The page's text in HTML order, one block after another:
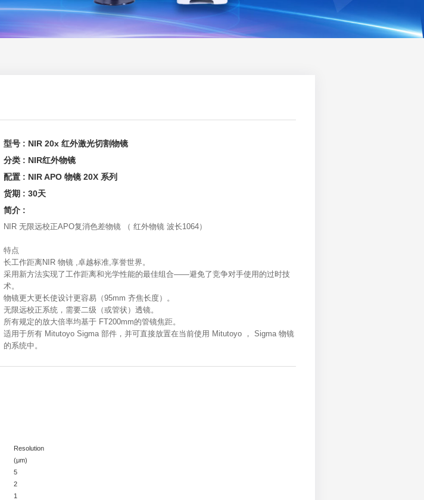
型号 : NIR 20x 红外激光切割物镜
分类 : NIR红外物镜
配置 : NIR APO 物镜 20X 系列
货期 : 30天
简介 :
NIR 无限远校正APO复消色差物镜 （ 红外物镜 波长1064）
特点
长工作距离NIR 物镜 ,卓越标准,享誉世界。
采用新方法实现了工作距离和光学性能的最佳组合——避免了竞争对手使用的过时技
术。
物镜更大更长使设计更容易（95mm 齐焦长度）。
无限远校正系统，需要二级（或管状）透镜。
所有规定的放大倍率均基于 FT200mm的管镜焦距。
适用于所有 Mitutoyo Sigma 部件，并可直接放置在当前使用 Mitutoyo ， Sigma 物镜
的系统中。
Resolution
(μm)
5
2
1